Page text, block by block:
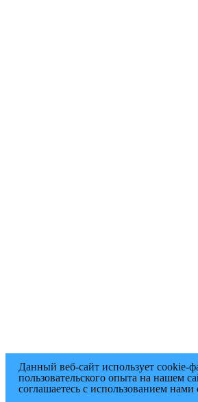
Данный веб-сайт использует cookie-
пользовательского опыта на нашем
соглашаетесь с использованием